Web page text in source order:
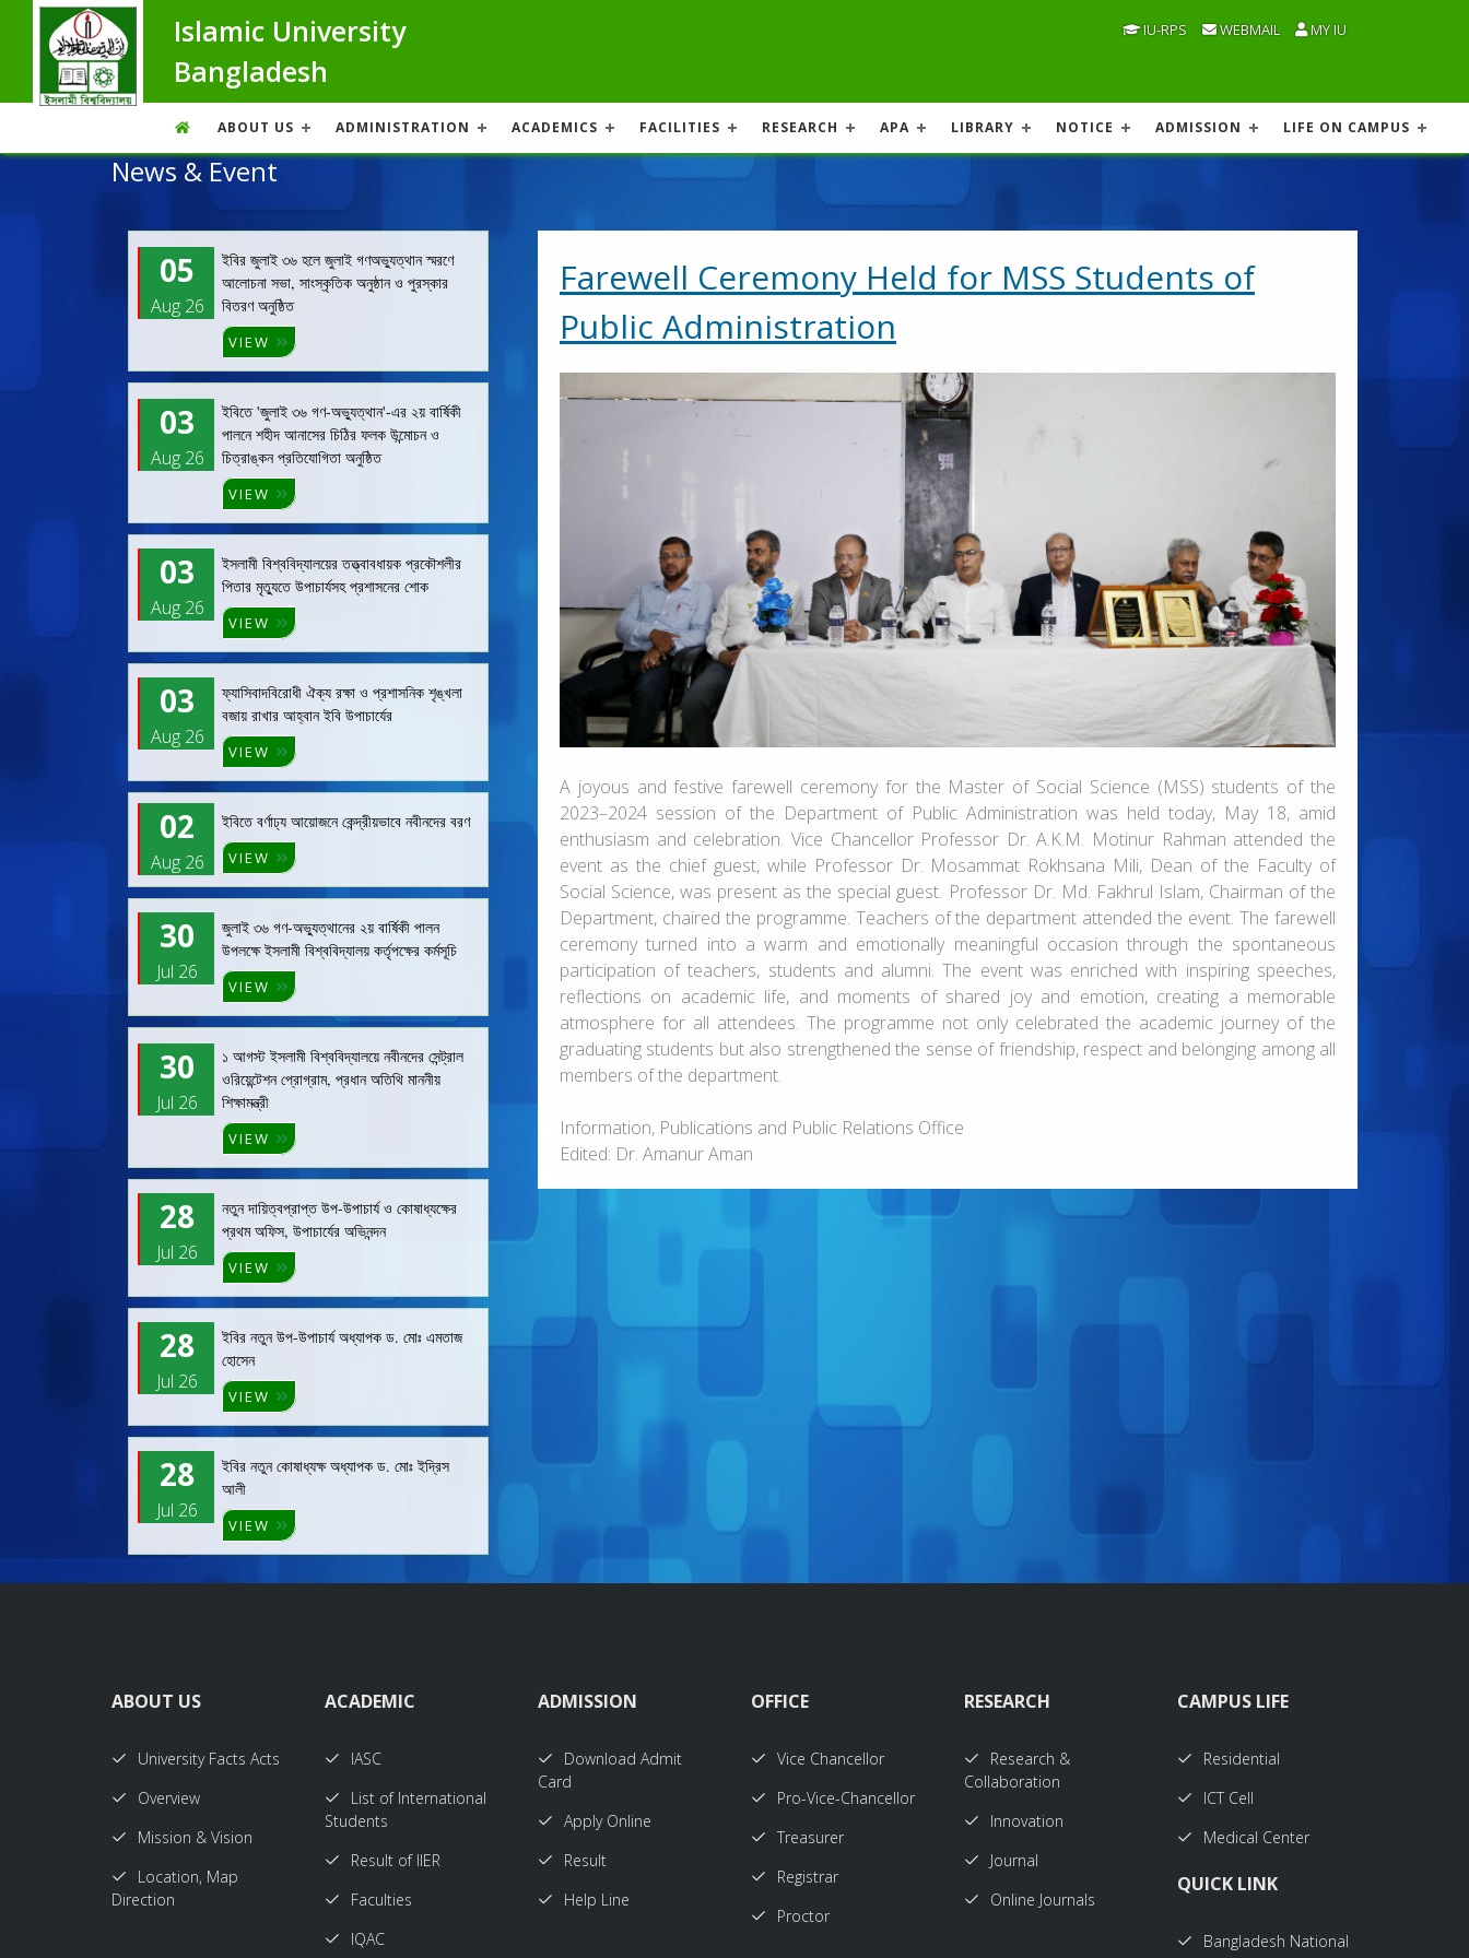
Islamic University
Bangladesh
IU-RPS WEBMAIL MY IU
ABOUT US ADMINISTRATION ACADEMICS FACILITIES RESEARCH APA LIBRARY NOTICE ADMISSION LIFE ON CAMPUS
News & Event
05
Aug 26
ইবির জুলাই ৩৬ হলে জুলাই গণঅভ্যুত্থান স্মরণে
আলোচনা সভা, সাংস্কৃতিক অনুষ্ঠান ও পুরস্কার
বিতরণ অনুষ্ঠিত
VIEW
03
Aug 26
ইবিতে 'জুলাই ৩৬ গণ-অভ্যুত্থান'-এর ২য় বার্ষিকী
পালনে শহীদ আনাসের চিঠির ফলক উন্মোচন ও
চিত্রাঙ্কন প্রতিযোগিতা অনুষ্ঠিত
VIEW
03
Aug 26
ইসলামী বিশ্ববিদ্যালয়ের তত্ত্বাবধায়ক প্রকৌশলীর
পিতার মৃত্যুতে উপাচার্যসহ প্রশাসনের শোক
VIEW
03
Aug 26
ফ্যাসিবাদবিরোধী ঐক্য রক্ষা ও প্রশাসনিক শৃঙ্খলা
বজায় রাখার আহ্বান ইবি উপাচার্যের
VIEW
02
Aug 26
ইবিতে বর্ণাঢ্য আয়োজনে কেন্দ্রীয়ভাবে নবীনদের বরণ
VIEW
30
Jul 26
জুলাই ৩৬ গণ-অভ্যুত্থানের ২য় বার্ষিকী পালন
উপলক্ষে ইসলামী বিশ্ববিদ্যালয় কর্তৃপক্ষের কর্মসূচি
VIEW
30
Jul 26
১ আগস্ট ইসলামী বিশ্ববিদ্যালয়ে নবীনদের সেন্ট্রাল
ওরিয়েন্টেশন প্রোগ্রাম, প্রধান অতিথি মাননীয়
শিক্ষামন্ত্রী
VIEW
28
Jul 26
নতুন দায়িত্বপ্রাপ্ত উপ-উপাচার্য ও কোষাধ্যক্ষের
প্রথম অফিস, উপাচার্যের অভিনন্দন
VIEW
28
Jul 26
ইবির নতুন উপ-উপাচার্য অধ্যাপক ড. মোঃ এমতাজ
হোসেন
VIEW
28
Jul 26
ইবির নতুন কোষাধ্যক্ষ অধ্যাপক ড. মোঃ ইদ্রিস
আলী
VIEW
Farewell Ceremony Held for MSS Students of
Public Administration
A joyous and festive farewell ceremony for the Master of Social Science (MSS) students of the
2023–2024 session of the Department of Public Administration was held today, May 18, amid
enthusiasm and celebration. Vice Chancellor Professor Dr. A.K.M. Motinur Rahman attended the
event as the chief guest, while Professor Dr. Mosammat Rokhsana Mili, Dean of the Faculty of
Social Science, was present as the special guest. Professor Dr. Md. Fakhrul Islam, Chairman of the
Department, chaired the programme. Teachers of the department attended the event. The farewell
ceremony turned into a warm and emotionally meaningful occasion through the spontaneous
participation of teachers, students and alumni. The event was enriched with inspiring speeches,
reflections on academic life, and moments of shared joy and emotion, creating a memorable
atmosphere for all attendees. The programme not only celebrated the academic journey of the
graduating students but also strengthened the sense of friendship, respect and belonging among all
members of the department.
Information, Publications and Public Relations Office
Edited: Dr. Amanur Aman
ABOUT US
University Facts Acts
Overview
Mission & Vision
Location, Map
Direction
ACADEMIC
IASC
List of International
Students
Result of IIER
Faculties
IQAC
ADMISSION
Download Admit
Card
Apply Online
Result
Help Line
OFFICE
Vice Chancellor
Pro-Vice-Chancellor
Treasurer
Registrar
Proctor
RESEARCH
Research &
Collaboration
Innovation
Journal
Online Journals
CAMPUS LIFE
Residential
ICT Cell
Medical Center
QUICK LINK
Bangladesh National